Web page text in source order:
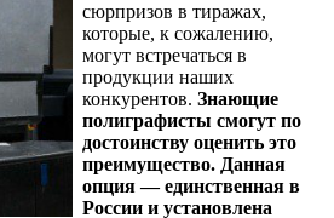
сюрпризов в тиражах,
которые, к сожалению,
могут встречаться в
продукции наших
конкурентов. Знающие
полиграфисты смогут по
достоинству оценить это
преимущество. Данная
опция — единственная в
России и установлена